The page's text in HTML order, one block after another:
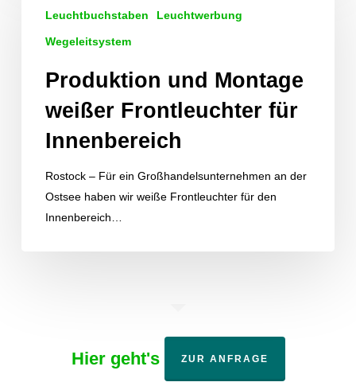
MontageLeuchtbuchstaben Leuchtwerbung
Wegeleitsystem
Produktion und Montage
weißer Frontleuchter für
Innenbereich
Rostock – Für ein Großhandelsunternehmen an der
Ostsee haben wir weiße Frontleuchter für den
Innenbereich…
Hier geht's ZUR ANFRAGE